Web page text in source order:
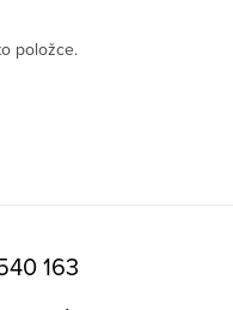
položce.
163